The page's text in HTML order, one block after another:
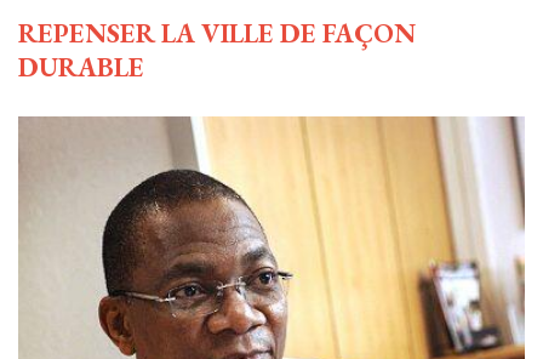
REPENSER LA VILLE DE FAÇON
DURABLE